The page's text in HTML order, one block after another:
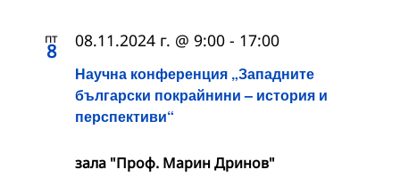
пт
8
Научна конференция „Западните
български покрайнини – история и
перспективи“
08.11.2024 г. @ 9:00 - 17:00
зала "Проф. Марин Дринов"